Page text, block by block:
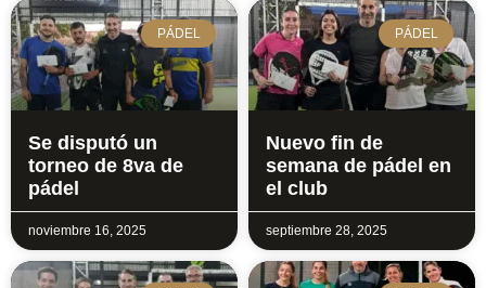
PÁDEL
Se disputó un
torneo de 8va de
pádel
noviembre 16, 2025
PÁDEL
Nuevo fin de
semana de pádel en
el club
septiembre 28, 2025